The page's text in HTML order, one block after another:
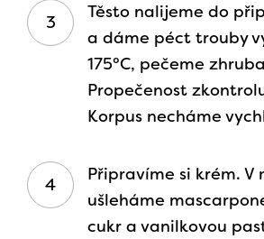
Těsto nalijeme do
a dáme péct trouby
175°C, pečeme
Propečenost
Korpus necháme
Připravíme si krém. V
ušleháme
cukr a vanilkovou